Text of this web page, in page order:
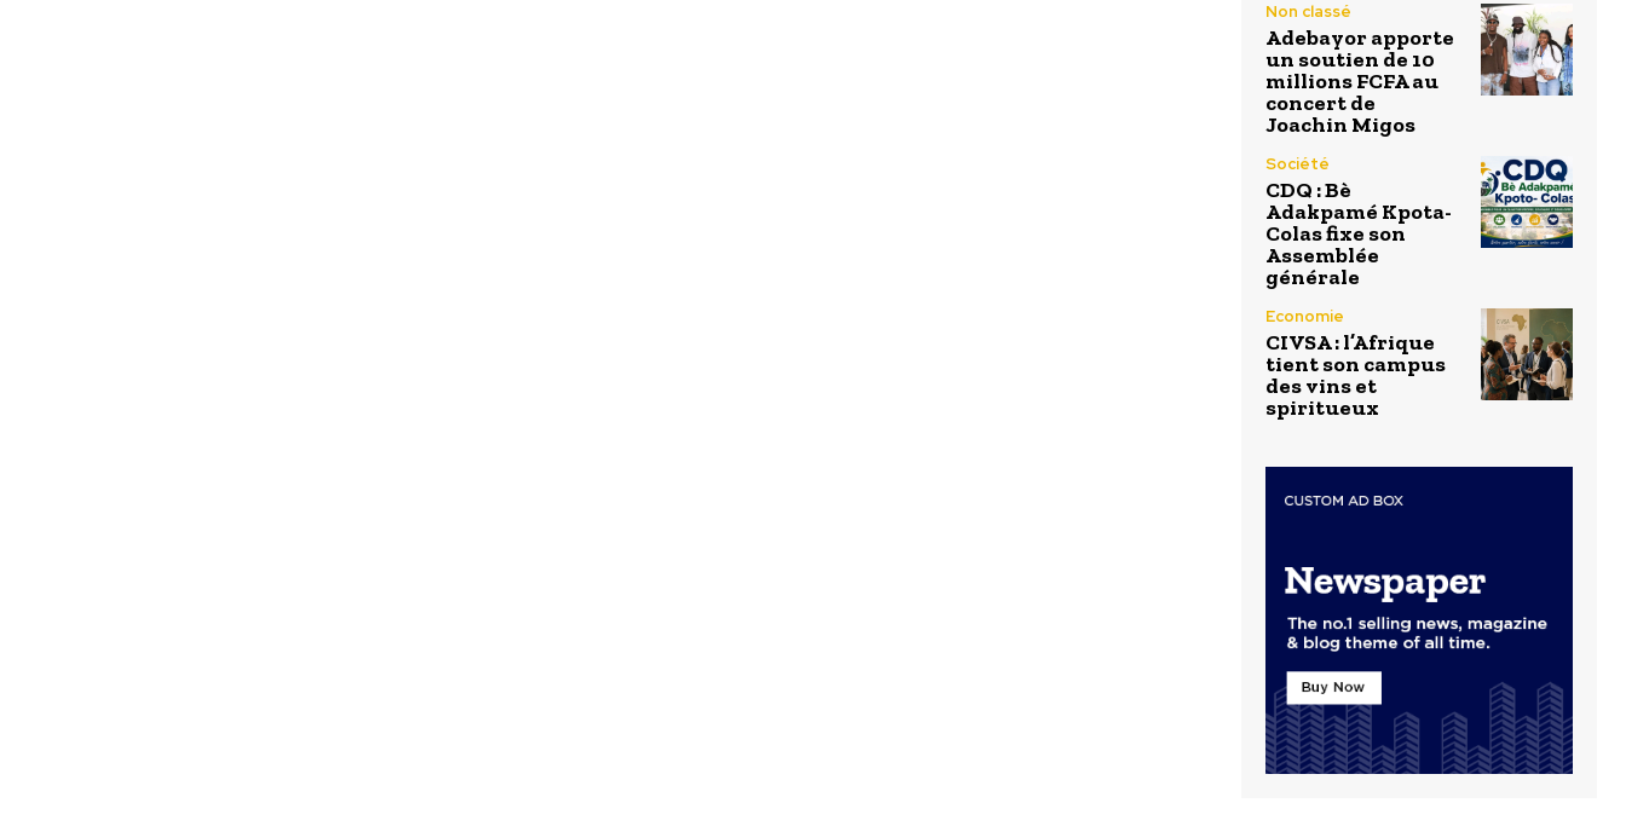
Non classé
Adebayor apporte
un soutien de 10
millions FCFA au
concert de
Joachin Migos
Société
CDQ : Bè
Adakpamé Kpota-
Colas fixe son
Assemblée
générale
Economie
CIVSA : l’Afrique
tient son campus
des vins et
spiritueux